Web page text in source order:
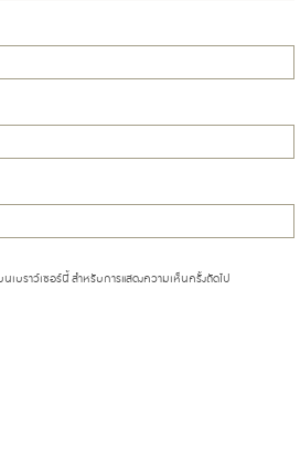
เบราว์เซอร์นี้ สำหรับการแสดงความเห็นครั้งถัดไป